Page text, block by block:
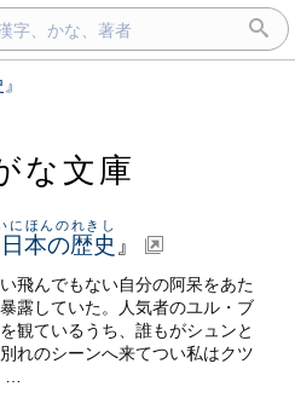
な文庫
本の歴史
にほんのれきし
』
飛んでもない自分の阿呆をあた
露していた。人気者のユル・ブ
観ているうち、誰もがシュンと
れのシーンへ来てつい私はクツ